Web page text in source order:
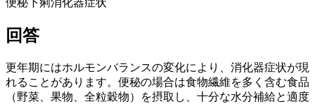
回答
更年期にはホルモンバランスの変化により、消化器症状が現
れることがあります。便秘の場合は食物繊維を多く含む食品
（野菜、果物、全粒穀物）を摂取し、十分な水分補給と適度